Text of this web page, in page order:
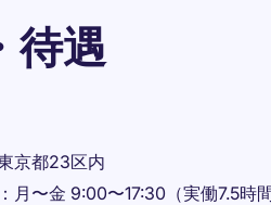
待遇
京都23区内
月〜金 9:00〜17:30（実働7.5時